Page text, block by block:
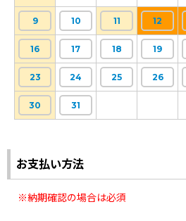
9 10 11 12
16 17 18 19
23 24 25 26
30 31
お支払い方法
※納期確認の場合は必須